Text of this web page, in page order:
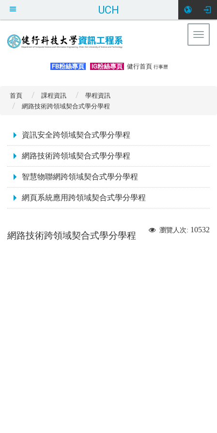
UCH
FB粉絲專頁 IG粉絲專頁 健行首頁 行事曆
首頁 課程資訊
學程資訊
網路技術跨領域契合式學分學程
資訊安全跨領域契合式學分學程
網路技術跨領域契合式學分學程
智慧物聯網跨領域契合式學分學程
網頁系統應用跨領域契合式學分學程
瀏覽人次: 10532
網路技術跨領域契合式學分學程